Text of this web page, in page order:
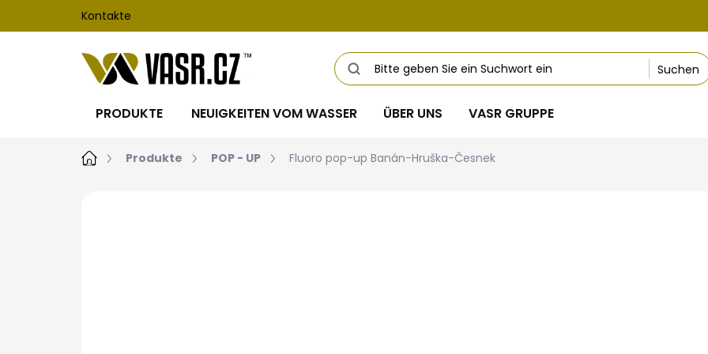
springen
Kontakte
Suchen
PRODUKTE NEUIGKEITEN VOM WASSER ÜBER UNS VASR GRUPPE
Startseite
Produkte POP - UP Fluoro pop-up Banán-Hruška-Česnek